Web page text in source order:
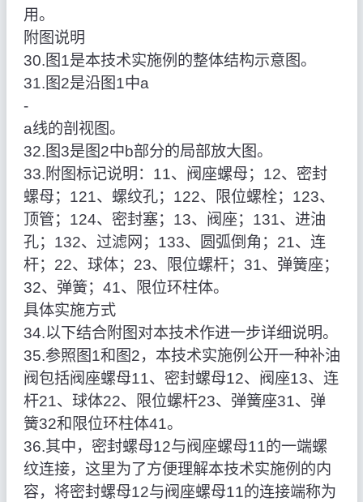
用。
附图说明
30.图1是本技术实施例的整体结构示意图。
31.图2是沿图1中a
‑
a线的剖视图。
32.图3是图2中b部分的局部放大图。
33.附图标记说明：11、阀座螺母；12、密封
螺母；121、螺纹孔；122、限位螺栓；123、
顶管；124、密封塞；13、阀座；131、进油
孔；132、过滤网；133、圆弧倒角；21、连
杆；22、球体；23、限位螺杆；31、弹簧座；
32、弹簧；41、限位环柱体。
具体实施方式
34.以下结合附图对本技术作进一步详细说明。
35.参照图1和图2，本技术实施例公开一种补油
阀包括阀座螺母11、密封螺母12、阀座13、连
杆21、球体22、限位螺杆23、弹簧座31、弹
簧32和限位环柱体41。
36.其中，密封螺母12与阀座螺母11的一端螺
纹连接，这里为了方便理解本技术实施例的内
容，将密封螺母12与阀座螺母11的连接端称为